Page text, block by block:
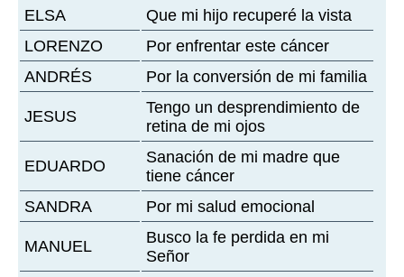
ELSA
Que mi hijo recuperé la vista
LORENZO
Por enfrentar este cáncer
ANDRÉS
Por la conversión de mi familia
JESUS
Tengo un desprendimiento de
retina de mi ojos
EDUARDO
Sanación de mi madre que
tiene cáncer
SANDRA
Por mi salud emocional
MANUEL
Busco la fe perdida en mi
Señor